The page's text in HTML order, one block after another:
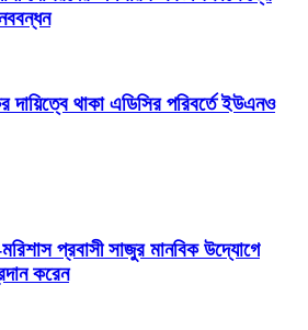
দায়িত্বে থাকা এডিসির পরিবর্তে ইউএনও
প্রবাসী সাজুর মানবিক উদ্যোগে
করেন